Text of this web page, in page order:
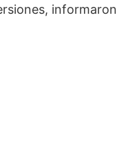
informaron